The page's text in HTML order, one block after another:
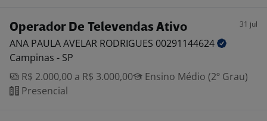
Operador De Televendas Ativo 31 jul
ANA PAULA AVELAR RODRIGUES 00291144624
Campinas - SP
R$ 2.000,00 a R$ 3.000,00
Ensino Médio (2º Grau)
Presencial